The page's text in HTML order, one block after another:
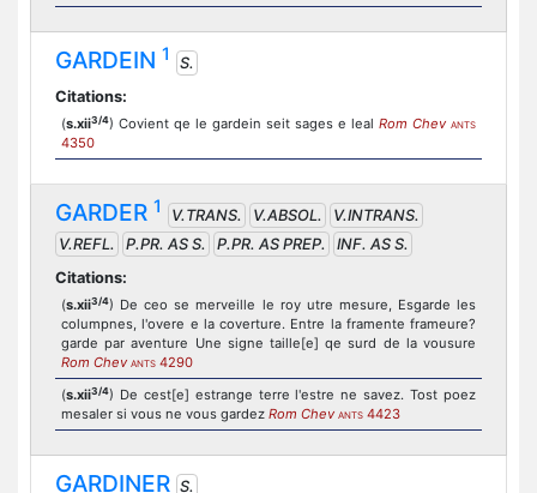
GARDEIN 1
S.
Citations:
(s.xii3/4) Covient qe le gardein seit sages e leal Rom Chev ANTS
4350
GARDER 1 V.TRANS. V.ABSOL.
V.INTRANS.
V.REFL.
P.PR. AS S. P.PR. AS PREP.
INF. AS S.
Citations:
(s.xii3/4) De ceo se merveille le roy utre mesure, Esgarde les
columpnes, l'overe e la coverture. Entre la framente frameure?
garde par aventure Une signe taille[e] qe surd de la vousure
Rom Chev ANTS 4290
(s.xii3/4) De cest[e] estrange terre l'estre ne savez. Tost poez
mesaler si vous ne vous gardez Rom Chev ANTS 4423
GARDINER S.